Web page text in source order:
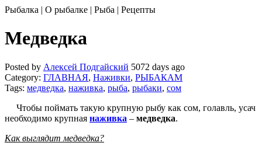
Рыбалка | О рыбалке | Рыба | Рецепты
Медведка
Posted by Алексей Подгайский 5072 days ago
Category: ГЛАВНАЯ, Наживки, РЫБАКАМ
Tags: медведка, наживка, рыба, рыбаки, сом
Чтобы поймать такую крупную рыбу как сом, голавль, усач
необходимо крупная наживка – медведка.
Как выглядит медведка?